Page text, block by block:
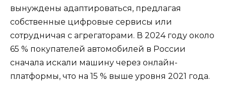
вынуждены адаптироваться, предлагая
собственные цифровые сервисы или
сотрудничая с агрегаторами. В 2024 году около
65 % покупателей автомобилей в России
сначала искали машину через онлайн-
платформы, что на 15 % выше уровня 2021 года.